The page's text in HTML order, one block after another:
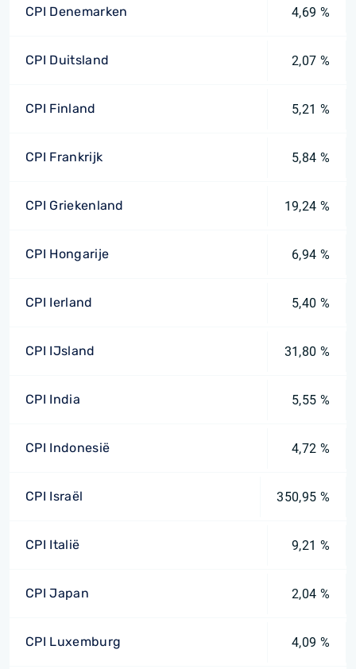
CPI Denemarken 4,69 %
CPI Duitsland 2,07 %
CPI Finland 5,21 %
CPI Frankrijk 5,84 %
CPI Griekenland 19,24 %
CPI Hongarije 6,94 %
CPI Ierland 5,40 %
CPI IJsland 31,80 %
CPI India 5,55 %
CPI Indonesië 4,72 %
CPI Israël 350,95 %
CPI Italië 9,21 %
CPI Japan 2,04 %
CPI Luxemburg 4,09 %